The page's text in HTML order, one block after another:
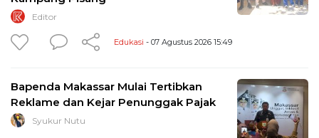
Editor
Edukasi - 07 Agustus 2026 15:49
Bapenda Makassar Mulai Tertibkan
Reklame dan Kejar Penunggak Pajak
Syukur Nutu